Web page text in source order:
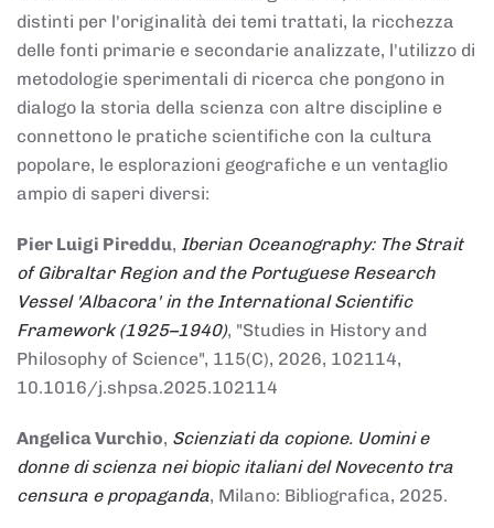
distinti per l'originalità dei temi trattati, la ricchezza
delle fonti primarie e secondarie analizzate, l'utilizzo di
metodologie sperimentali di ricerca che pongono in
dialogo la storia della scienza con altre discipline e
connettono le pratiche scientifiche con la cultura
popolare, le esplorazioni geografiche e un ventaglio
ampio di saperi diversi:
Pier Luigi Pireddu, Iberian Oceanography: The Strait
of Gibraltar Region and the Portuguese Research
Vessel 'Albacora' in the International Scientific
Framework (1925–1940), "Studies in History and
Philosophy of Science", 115(C), 2026, 102114,
10.1016/j.shpsa.2025.102114
Angelica Vurchio, Scienziati da copione. Uomini e
donne di scienza nei biopic italiani del Novecento tra
censura e propaganda, Milano: Bibliografica, 2025.